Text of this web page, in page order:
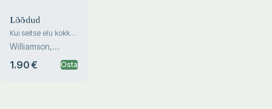
Löödud
Kui seitse elu kokku
põrkavad
Williamson,
Barnard, Byrne,
Pratt, Bo...
1.90 € Osta